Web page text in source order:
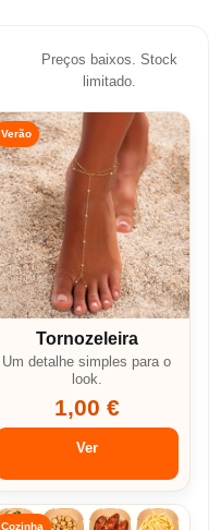
Preços baixos. Stock
limitado.
Verão
Tornozeleira
Um detalhe simples para o
look.
1,00 €
Ver
Cozinha